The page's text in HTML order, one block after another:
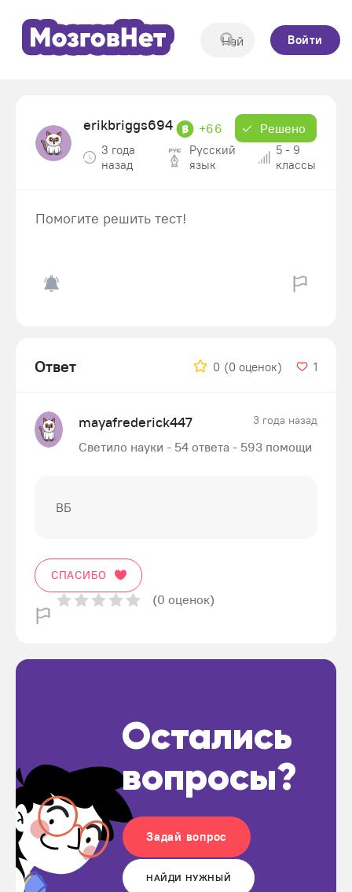
Войти
erikbriggs694 +66 Решено
3 года
назад
Русский
язык
5 - 9
классы
Помогите решить тест!
Ответ 0 (0 оценок) 1
mayafrederick447 3 года назад
Светило науки - 54 ответа - 593 помощи
ВБ
СПАСИБО
(0 оценок)
Остались
вопросы?
Задай вопрос
НАЙДИ НУЖНЫЙ